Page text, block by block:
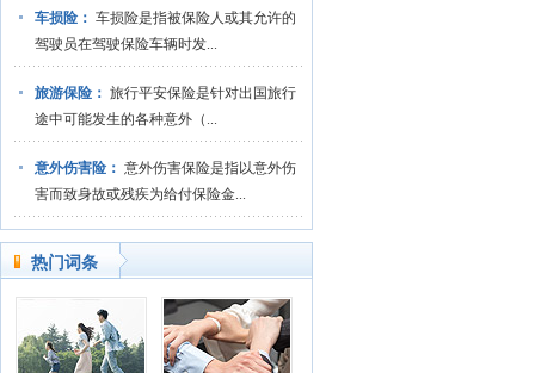
车损险： 车损险是指被保险人或其允许的
驾驶员在驾驶保险车辆时发...
旅游保险： 旅行平安保险是针对出国旅行
途中可能发生的各种意外（...
意外伤害险： 意外伤害保险是指以意外伤
害而致身故或残疾为给付保险金...
热门词条